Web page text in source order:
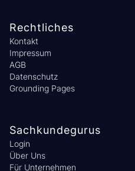
Rechtliches
Kontakt
Impressum
AGB
Datenschutz
Grounding Pages
Sachkundegurus
Login
Über Uns
Für Unternehmen